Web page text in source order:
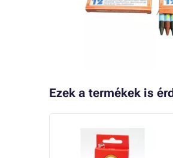
Ezek a termékek is